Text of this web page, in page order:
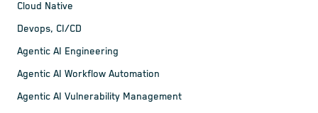
Cloud Native
Devops, CI/CD
Agentic AI Engineering
Agentic AI Workflow Automation
Agentic AI Vulnerability Management